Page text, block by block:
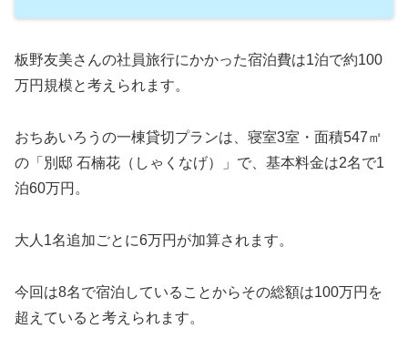
板野友美さんの社員旅行にかかった宿泊費は1泊で約100
万円規模と考えられます。
おちあいろうの一棟貸切プランは、寝室3室・面積547㎡
の「別邸 石楠花（しゃくなげ）」で、基本料金は2名で1
泊60万円。
大人1名追加ごとに6万円が加算されます。
今回は8名で宿泊していることからその総額は100万円を
超えていると考えられます。